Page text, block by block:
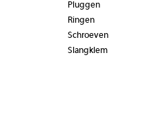
Pluggen
Ringen
Schroeven
Slangklem